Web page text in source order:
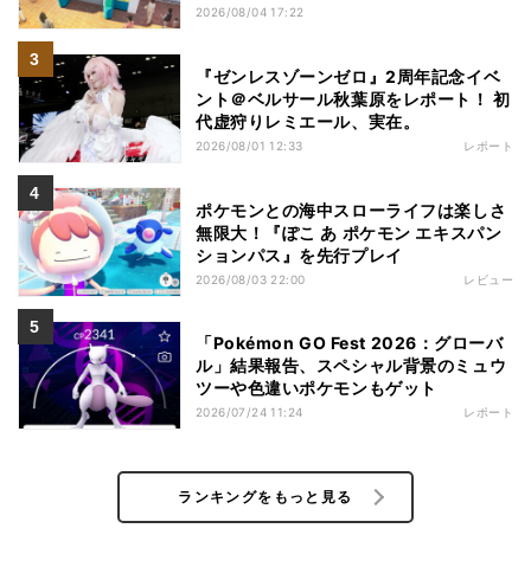
2026/08/04 17:22
『ゼンレスゾーンゼロ』2周年記念イベ
ント＠ベルサール秋葉原をレポート！ 初
代虚狩りレミエール、実在。
2026/08/01 12:33 レポート
ポケモンとの海中スローライフは楽しさ
無限大！『ぽこ あ ポケモン エキスパン
ションパス』を先行プレイ
2026/08/03 22:00 レビュー
「Pokémon GO Fest 2026：グローバ
ル」結果報告、スペシャル背景のミュウ
ツーや色違いポケモンもゲット
2026/07/24 11:24 レポート
ランキングをもっと見る